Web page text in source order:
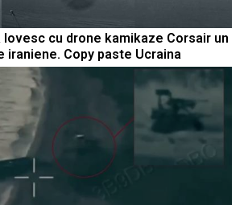
lovesc cu drone kamikaze Corsair un
iraniene. Copy paste Ucraina